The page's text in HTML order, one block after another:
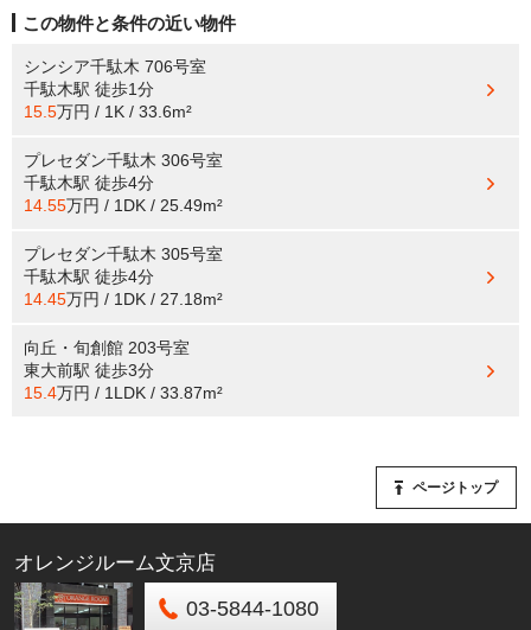
この物件と条件の近い物件
シンシア千駄木 706号室
千駄木駅 徒歩1分
15.5万円 / 1K / 33.6m²
プレセダン千駄木 306号室
千駄木駅 徒歩4分
14.55万円 / 1DK / 25.49m²
プレセダン千駄木 305号室
千駄木駅 徒歩4分
14.45万円 / 1DK / 27.18m²
向丘・旬創館 203号室
東大前駅 徒歩3分
15.4万円 / 1LDK / 33.87m²
ページトップ
オレンジルーム文京店
03-5844-1080